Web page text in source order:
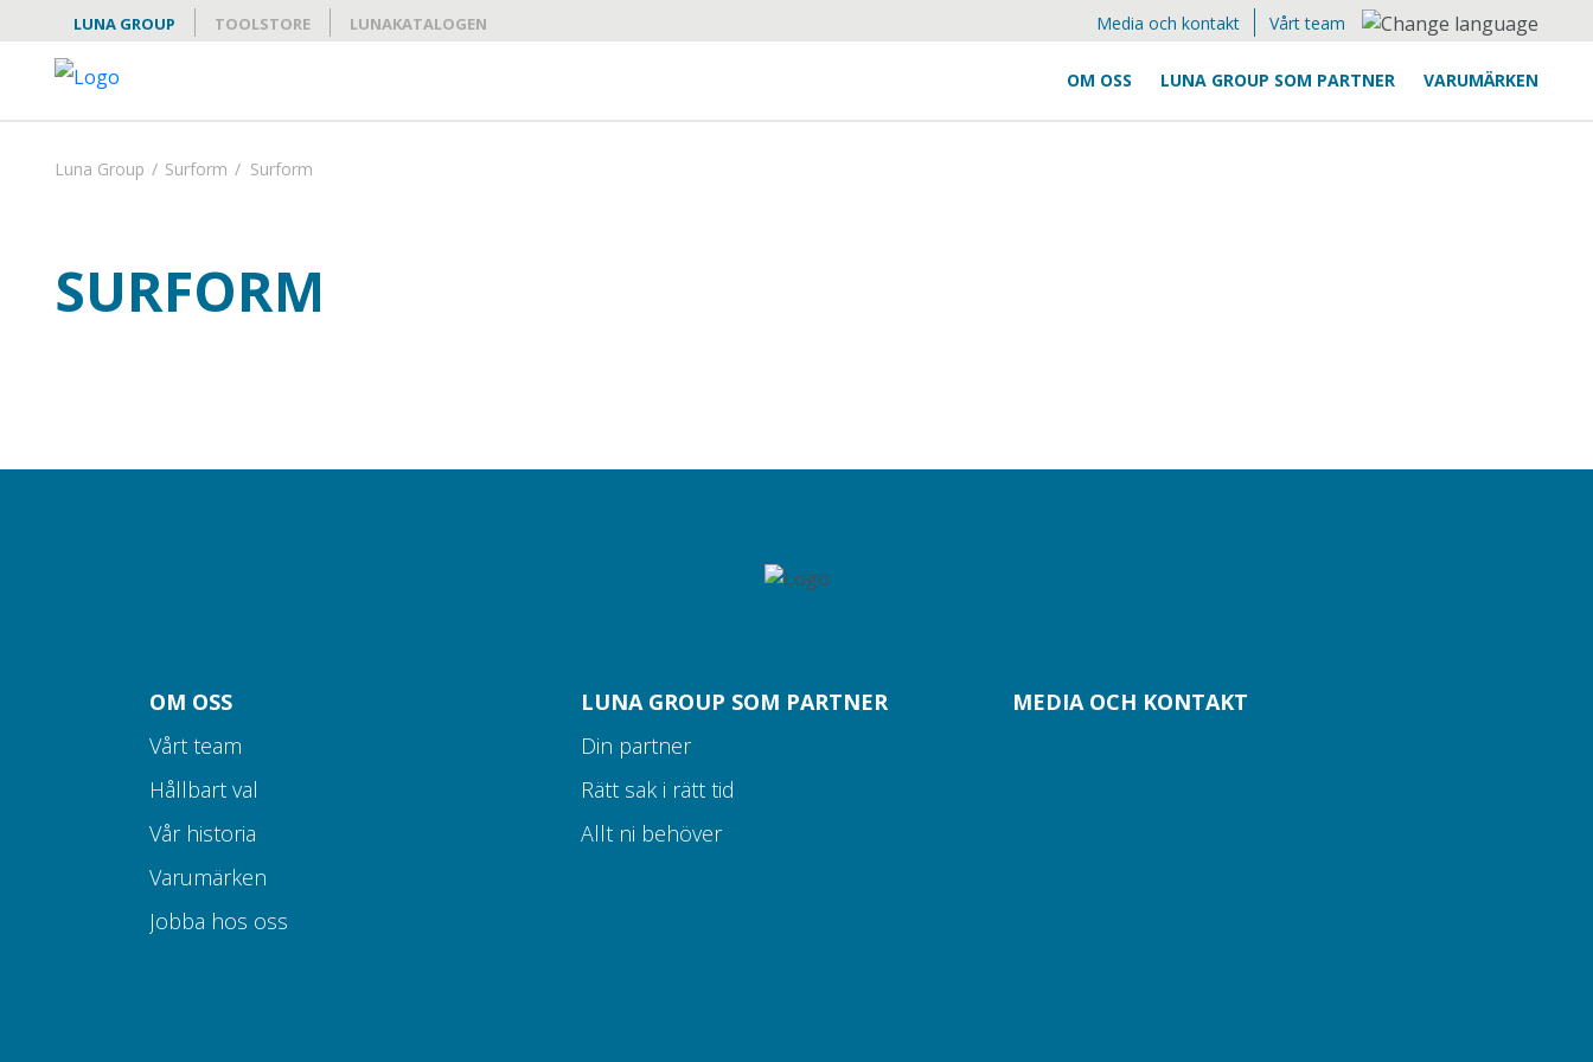
LUNA GROUP TOOLSTORE LUNAKATALOGEN Media och kontakt Vårt team
OM OSS LUNA GROUP SOM PARTNER VARUMÄRKEN
Luna Group / Surform / Surform
SURFORM
OM OSS
Vårt team
Hållbart val
Vår historia
Varumärken
Jobba hos oss
LUNA GROUP SOM PARTNER
Din partner
Rätt sak i rätt tid
Allt ni behöver
MEDIA OCH KONTAKT